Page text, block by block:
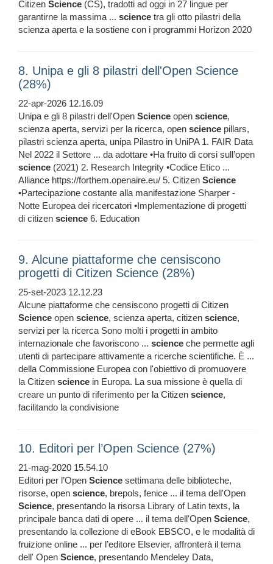
Citizen Science (CS), tradotti ad oggi in 27 lingue per
garantirne la massima ... science tra gli otto pilastri della
scienza aperta e la sostiene con i programmi Horizon 2020
8. Unipa e gli 8 pilastri dell'Open Science
(28%)
22-apr-2026 12.16.09
Unipa e gli 8 pilastri dell'Open Science open science,
scienza aperta, servizi per la ricerca, open science pillars,
pilastri scienza aperta, unipa Pilastro in UniPA 1. FAIR Data
Nel 2022 il Settore ... da adottare •Ha fruito di corsi sull’open
science (2021) 2. Research Integrity •Codice Etico ...
Alliance https://forthem.openaire.eu/ 5. Citizen Science
•Partecipazione costante alla manifestazione Sharper -
Notte Europea dei ricercatori •Implementazione di progetti
di citizen science 6. Education
9. Alcune piattaforme che censiscono
progetti di Citizen Science (28%)
25-set-2023 12.12.23
Alcune piattaforme che censiscono progetti di Citizen
Science open science, scienza aperta, citizen science,
servizi per la ricerca Sono molti i progetti in ambito
internazionale che favoriscono ... science che permette agli
utenti di partecipare attivamente a ricerche scientifiche. È ...
della Commissione Europea con l'obiettivo di promuovere
la Citizen science in Europa. La sua missione è quella di
creare un punto di riferimento per la Citizen science,
facilitando la condivisione
10. Editori per l’Open Science (27%)
21-mag-2020 15.54.10
Editori per l’Open Science settimana delle biblioteche,
risorse, open science, brepols, fenice ... il tema dell'Open
Science, presentando la risorsa Library of Latin texts, la
principale banca dati di opere ... il tema dell'Open Science,
presentando la collezione di eBook EBSCO, e le modalità di
fruizione online ... per l’editore Elsevier, affronterà il tema
dell' Open Science, presentando Mendeley Data,